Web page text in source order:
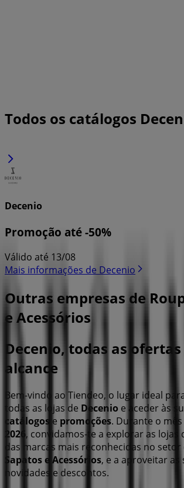
Todos os catálogos
Decenio
Promoção até -50%
Válido até 13/08
Mais informações de Decenio
Outras empresas de
e Acessórios
Decenio, todas as ofertas
alcance
Bem-vindo ao Tiendeo, o lugar ideal
todas as lojas de Decenio e aceder às
catálogos e promoções. Durante o mês
2026, convidamos-te a explorar as lojas
das marcas mais reconhecidas no setor
Sapatos e Acessórios, e a aproveitar as
novidades e descontos.